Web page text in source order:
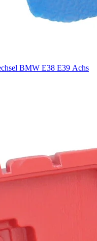
BMW E38 E39 Achs